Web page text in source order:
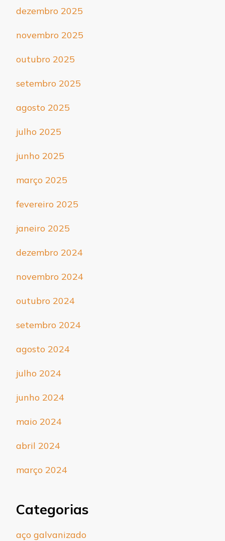
dezembro 2025
novembro 2025
outubro 2025
setembro 2025
agosto 2025
julho 2025
junho 2025
março 2025
fevereiro 2025
janeiro 2025
dezembro 2024
novembro 2024
outubro 2024
setembro 2024
agosto 2024
julho 2024
junho 2024
maio 2024
abril 2024
março 2024
Categorias
aço galvanizado